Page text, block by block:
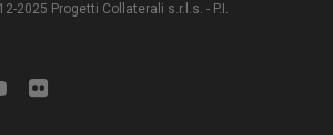
2025 Progetti Collaterali s.r.l.s. - P.I.